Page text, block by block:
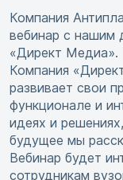
Компания
вебинар с нашим
«Директ Медиа».
Компания
развивает свои
функционале и
идеях и
будущее мы
Вебинар будет
сотрудникам